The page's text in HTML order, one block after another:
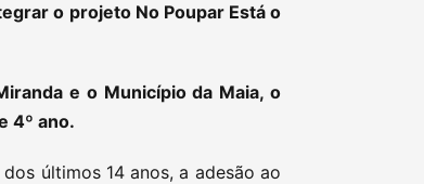
o projeto No Poupar Está o
e o Município da Maia, o
4º ano.
últimos 14 anos, a adesão ao